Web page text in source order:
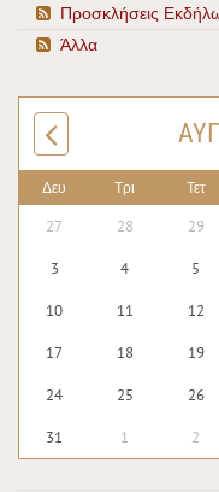
Προσκλήσεις
Άλλα
Δευ Τρι Τετ
27 28 29
3 4 5
10 11 12
17 18 19
24 25 26
31 1 2